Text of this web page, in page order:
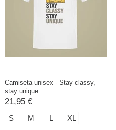
Camiseta unisex - Stay classy,
stay unique
21,95 €
S M L XL